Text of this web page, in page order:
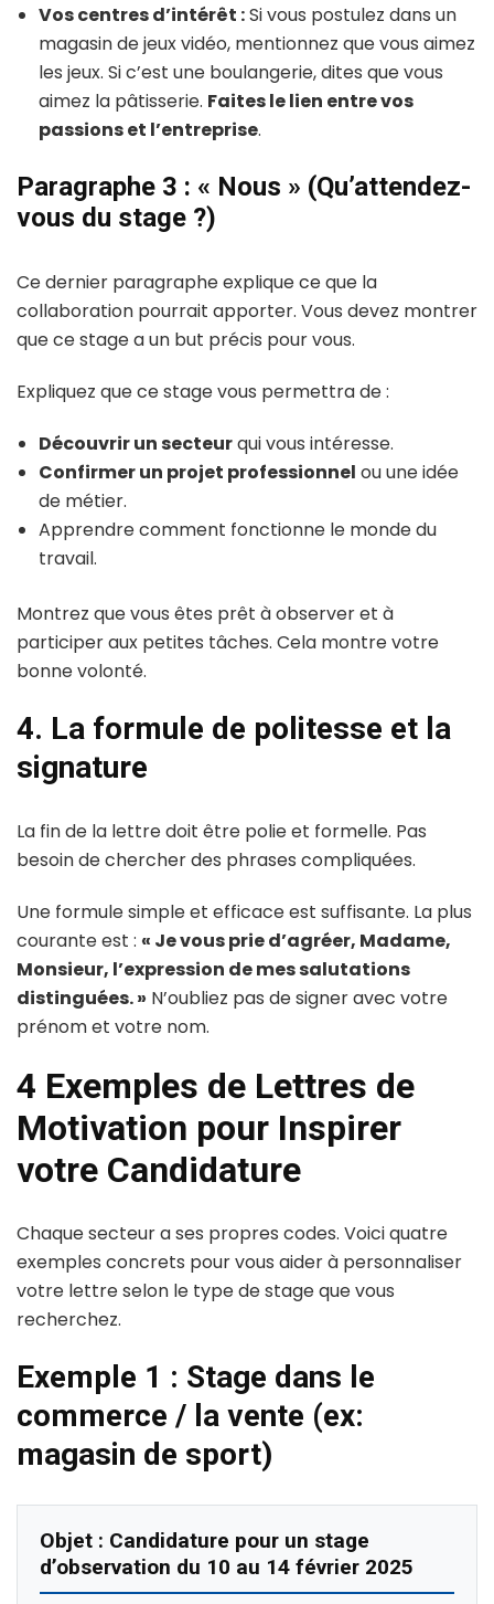
Vos centres d’intérêt :Si vous postulez dans un
magasin de jeux vidéo, mentionnez que vous aimez
les jeux. Si c’est une boulangerie, dites que vous
aimez la pâtisserie. Faites le lien entre vos
passions et l’entreprise.
Paragraphe 3 : « Nous » (Qu’attendez-
vous du stage ?)
Ce dernier paragraphe explique ce que la
collaboration pourrait apporter. Vous devez montrer
que ce stage a un but précis pour vous.
Expliquez que ce stage vous permettra de :
Découvrir un secteurqui vous intéresse.
Confirmer un projet professionnel ou une idée
de métier.
Apprendre comment fonctionne le monde du
travail.
Montrez que vous êtes prêt à observer et à
participer aux petites tâches. Cela montre votre
bonne volonté.
4. La formule de politesse et la
signature
La fin de la lettre doit être polie et formelle. Pas
besoin de chercher des phrases compliquées.
Une formule simple et efficace est suffisante. La plus
courante est : « Je vous prie d’agréer, Madame,
Monsieur, l’expression de mes salutations
distinguées. » N’oubliez pas de signer avec votre
prénom et votre nom.
4 Exemples de Lettres de
Motivation pour Inspirer
votre Candidature
Chaque secteur a ses propres codes. Voici quatre
exemples concrets pour vous aider à personnaliser
votre lettre selon le type de stage que vous
recherchez.
Exemple 1 : Stage dans le
commerce / la vente (ex:
magasin de sport)
Objet : Candidature pour un stage
d’observation du 10 au 14 février 2025